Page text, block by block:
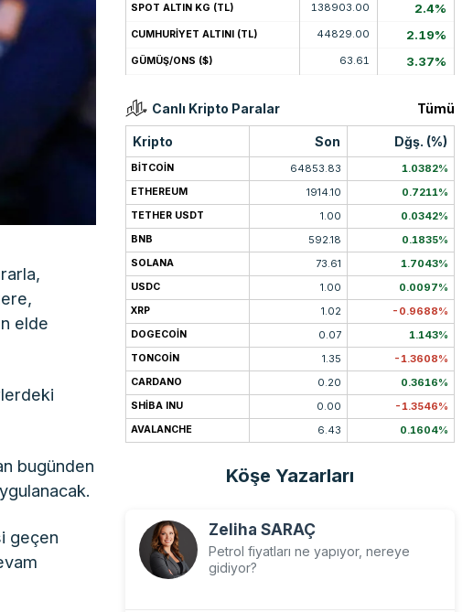
elde
bugünden
geçen
SPOT ALTIN KG (TL) 138903.00 2.4%
CUMHURİYET ALTINI (TL) 44829.00 2.19%
GÜMÜŞ/ONS ($) 63.61 3.37%
Canlı Kripto Paralar Tümü
Kripto Son Dğş. (%)
BITCOIN 64853.83 1.0382%
ETHEREUM 1914.10 0.7211%
TETHER USDT 1.00 0.0342%
BNB 592.18 0.1835%
SOLANA 73.61 1.7043%
USDC 1.00 0.0097%
XRP 1.02 -0.9688%
DOGECOIN 0.07 1.143%
TONCOIN 1.35 -1.3608%
CARDANO 0.20 0.3616%
SHIBA INU 0.00 -1.3546%
AVALANCHE 6.43 0.1604%
Köşe Yazarları
Zeliha SARAÇ
Petrol fiyatları ne yapıyor, nereye
gidiyor?